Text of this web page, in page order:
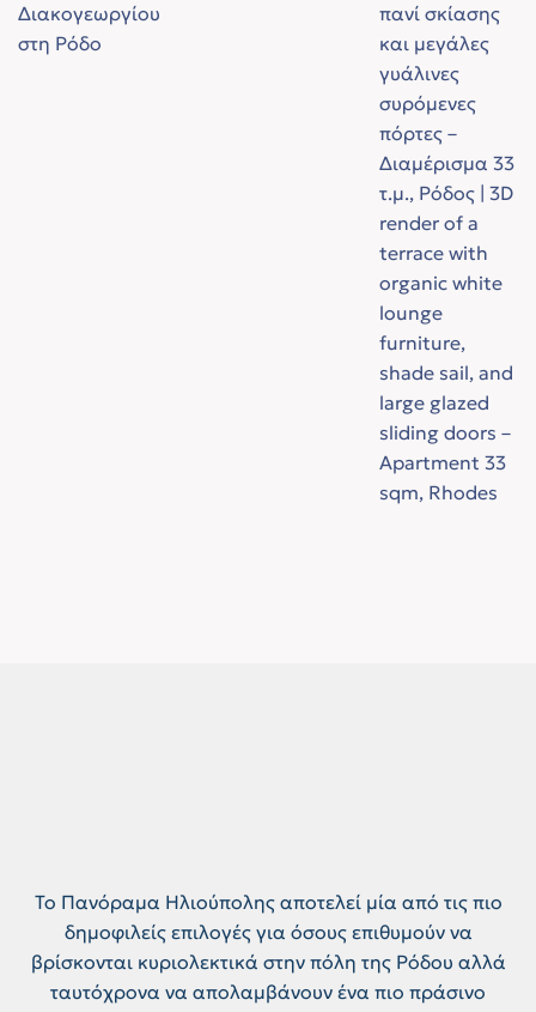
Το Πανόραμα Ηλιούπολης αποτελεί μία από τις πιο
δημοφιλείς επιλογές για όσους επιθυμούν να
βρίσκονται κυριολεκτικά στην πόλη της Ρόδου αλλά
ταυτόχρονα να απολαμβάνουν ένα πιο πράσινο